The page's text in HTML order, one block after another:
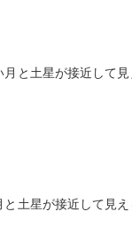
と土星が接近して
土星が接近して見